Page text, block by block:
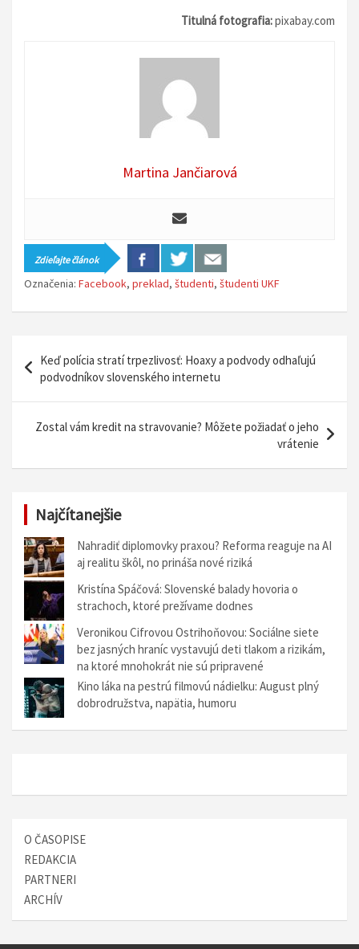
Titulná fotografia:pixabay.com
Martina Jančiarová
Zdieľajte článok
Označenia: Facebook, preklad, študenti, študenti UKF
v
á
u
Keď polícia stratí trpezlivosť: Hoaxy a podvody odhaľujú
podvodníkov slovenského internetu
Zostal vám kredit na stravovanie? Môžete požiadať o jeho
vrátenie
Najčítanejšie
Nahradiť diplomovky praxou? Reforma reaguje na AI
aj realitu škôl, no prináša nové riziká
Kristína Spáčová: Slovenské balady hovoria o
strachoch, ktoré prežívame dodnes
Veronikou Cifrovou Ostrihoňovou: Sociálne siete
bez jasných hraníc vystavujú deti tlakom a rizikám,
na ktoré mnohokrát nie sú pripravené
Kino láka na pestrú filmovú nádielku: August plný
dobrodružstva, napätia, humoru
O ČASOPISE
REDAKCIA
PARTNERI
ARCHÍV